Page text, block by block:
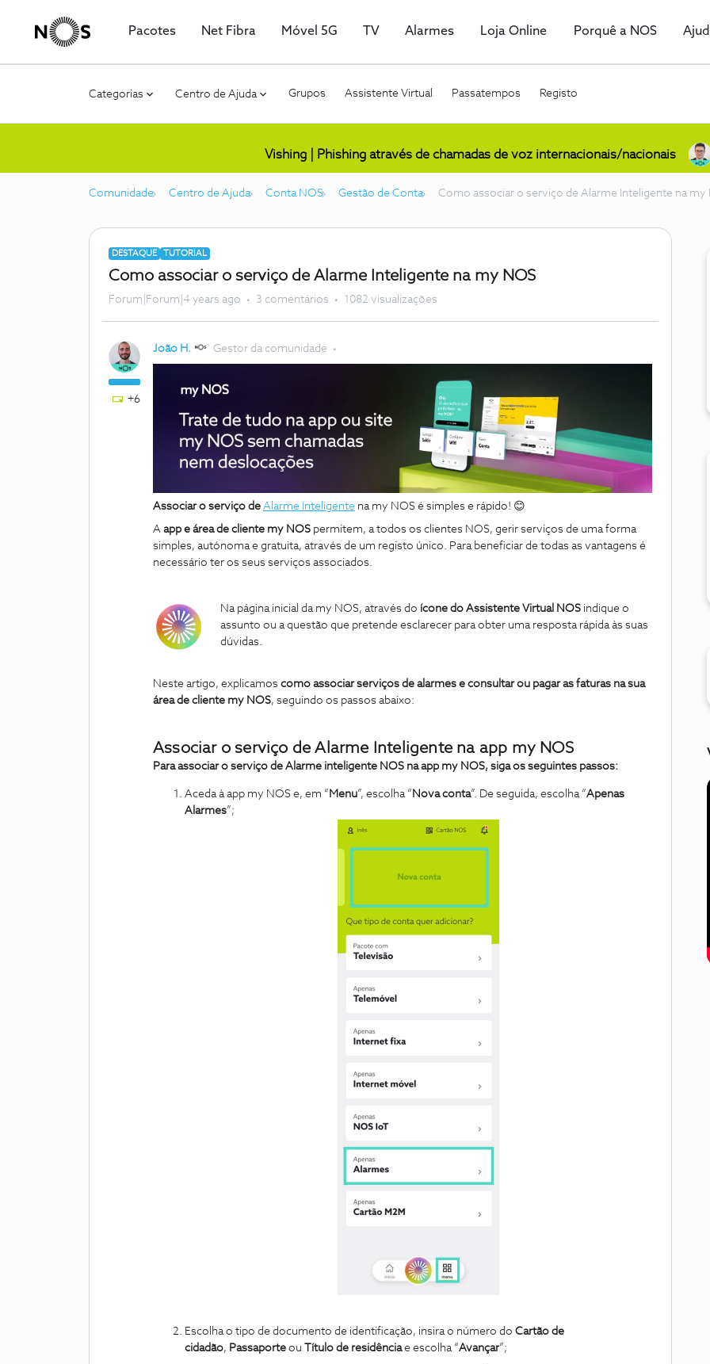
Pacotes Net Fibra Móvel 5G TV Alarmes Loja Online Porquê a NOS
Categorias Centro de Ajuda Grupos Assistente Virtual Passatempos Registo
Vishing | Phishing através de chamadas de voz internacionais/nacionais
Comunidade Centro de Ajuda Conta NOS Gestão de Conta Como associar o serviço de Alarme Inteligente na my
DESTAQUE TUTORIAL
Como associar o serviço de Alarme Inteligente na my NOS
Forum|Forum|4 years ago 3 comentários 1082 visualizações
+6
João H. Gestor da comunidade
Associar o serviço de Alarme Inteligente na my NOS é simples e rápido! 😊
A app e área de cliente my NOS permitem, a todos os clientes NOS, gerir serviços de uma forma
simples, autónoma e gratuita, através de um registo único. Para beneficiar de todas as vantagens é
necessário ter os seus serviços associados.
Na página inicial da my NOS, através do ícone do Assistente Virtual NOS indique o
assunto ou a questão que pretende esclarecer para obter uma resposta rápida às suas
dúvidas.
Neste artigo, explicamos como associar serviços de alarmes e consultar ou pagar as faturas na sua
área de cliente my NOS, seguindo os passos abaixo:
Associar o serviço de Alarme Inteligente na app my NOS
Para associar o serviço de Alarme inteligente NOS na app my NOS, siga os seguintes passos:
Aceda à app my NOS e, em “ Menu”, escolha “ Nova conta”. De seguida, escolha “Apenas
Alarmes”;
Escolha o tipo de documento de identificação, insira o número do Cartão de
cidadão, Passaporte ou Título de residênciae escolha “Avançar”;